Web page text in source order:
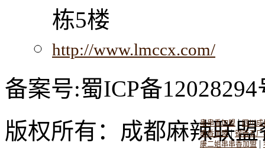
栋5楼
http://www.lmccx.com/
串串香加盟 |四川成
串香加盟|钢管五厂
康二姐串串香加盟|
备案号:蜀ICP备12028294
版权所有：成都麻辣联